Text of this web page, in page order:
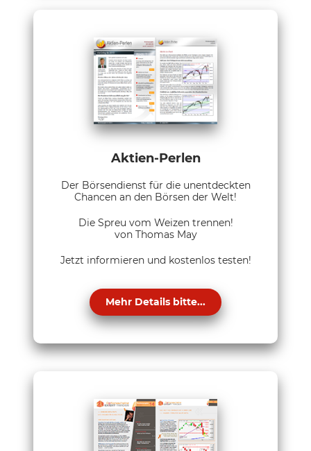
Aktien-Perlen
Der Börsendienst für die unentdeckten
Chancen an den Börsen der Welt!
Die Spreu vom Weizen trennen!
von Thomas May
Jetzt informieren und kostenlos testen!
Mehr Details bitte...